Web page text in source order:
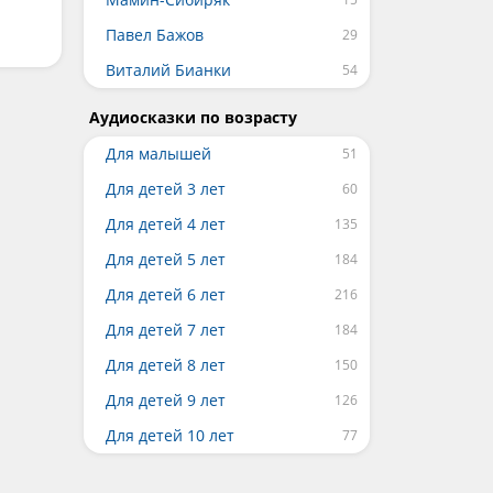
Павел Бажов
Виталий Бианки
Аудиосказки по возрасту
Для малышей
Для детей 3 лет
Для детей 4 лет
Для детей 5 лет
Для детей 6 лет
Для детей 7 лет
Для детей 8 лет
Для детей 9 лет
Для детей 10 лет